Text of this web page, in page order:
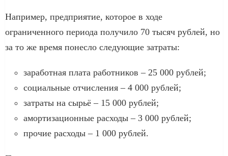
Например, предприятие, которое в ходе
ограниченного периода получило 70 тысяч рублей, но
за то же время понесло следующие затраты:
заработная плата работников – 25 000 рублей;
социальные отчисления – 4 000 рублей;
затраты на сырьё – 15 000 рублей;
амортизационные расходы – 3 000 рублей;
прочие расходы – 1 000 рублей.